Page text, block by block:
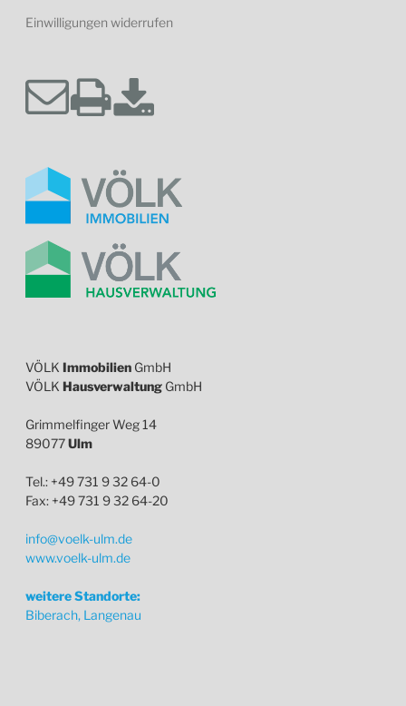
Einwilligungen widerrufen
VÖLK Immobilien GmbH
VÖLK Hausverwaltung GmbH
Grimmelfinger Weg 14
89077Ulm
Tel.: +49 731 9 32 64-0
Fax: +49 731 9 32 64-20
info@voelk-ulm.de
www.voelk-ulm.de
weitere Standorte:
Biberach, Langenau